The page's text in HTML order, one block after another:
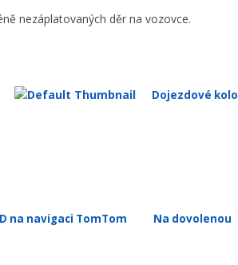
nezáplatovaných děr na vozovce.
Dojezdové kolo
na navigaci TomTom
Na dovolenou